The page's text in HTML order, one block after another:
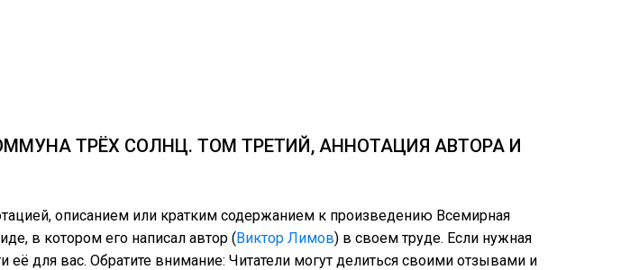
ТРЁХ СОЛНЦ. ТОМ ТРЕТИЙ, АННОТАЦИЯ АВТОРА И
описанием или кратким содержанием к произведению Всемирная
в котором его написал автор (Виктор Лимов) в своем труде. Если нужная
её для вас. Обратите внимание: Читатели могут делиться своими отзывами и